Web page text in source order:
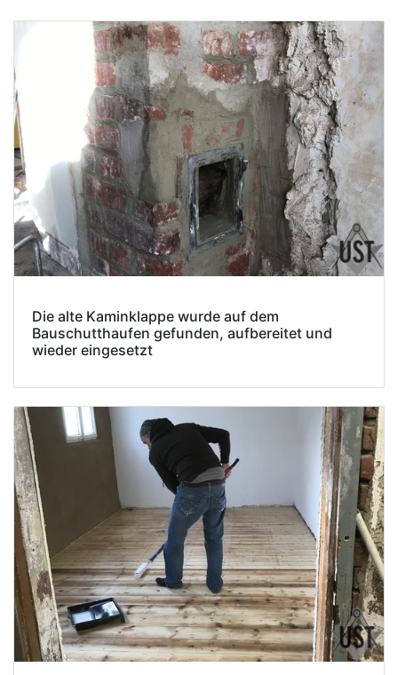
Die alte Kaminklappe wurde auf dem
Bauschutthaufen gefunden, aufbereitet und
wieder eingesetzt